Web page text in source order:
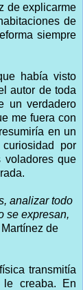
de explicarme
de
siempre
había visto
autor de toda
un verdadero
me fuera con
en un
por
voladores que
analizar todo
se expresan,
Martínez de
transmitía
creaba. En